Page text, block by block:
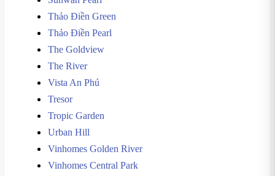
Thảo Điền Green
Thảo Điền Pearl
The Goldview
The River
Vista An Phú
Tresor
Tropic Garden
Urban Hill
Vinhomes Golden River
Vinhomes Central Park